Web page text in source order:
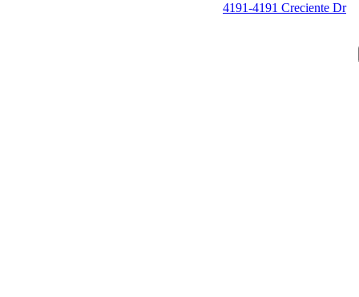
4191-4191 Creciente Dr